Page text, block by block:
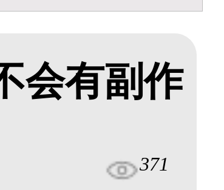
会有副作
371